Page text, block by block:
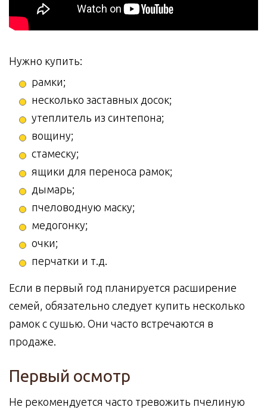
Нужно купить:
рамки;
несколько заставных досок;
утеплитель из синтепона;
вощину;
стамеску;
ящики для переноса рамок;
дымарь;
пчеловодную маску;
медогонку;
очки;
перчатки и т.д.
Если в первый год планируется расширение
семей, обязательно следует купить несколько
рамок с сушью. Они часто встречаются в
продаже.
Первый осмотр
Не рекомендуется часто тревожить пчелиную